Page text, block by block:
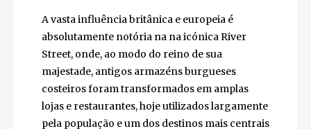
A vasta influência britânica e europeia é
absolutamente notória na na icónica River
Street, onde, ao modo do reino de sua
majestade, antigos armazéns burgueses
costeiros foram transformados em amplas
lojas e restaurantes, hoje utilizados